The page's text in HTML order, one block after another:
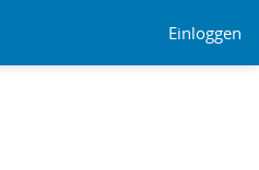
Einloggen